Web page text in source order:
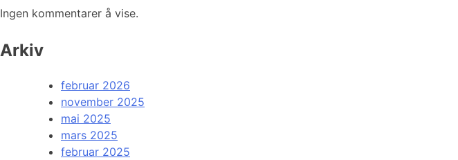
Ingen kommentarer å vise.
Arkiv
februar 2026
november 2025
mai 2025
mars 2025
februar 2025